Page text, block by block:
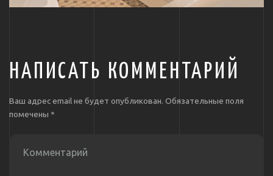
НАПИСАТЬ КОММЕНТАРИЙ
Ваш адрес email не будет опубликован. Обязательные поля
помечены *